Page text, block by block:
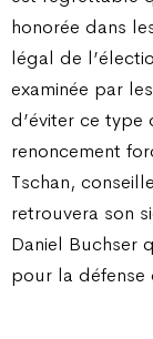
honorée dans
légal de
examinée par
d’éviter ce type
renoncement
Tschan,
retrouvera son
Daniel Buchser
pour la défense